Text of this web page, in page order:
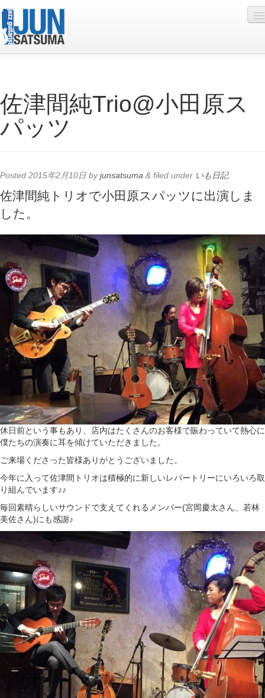
Live Schedule
Discography
Contact
YouTube
佐津間純Trio@小田原ス
パッツ
Posted 2015年2月10日 byjunsatsuma & filed under いも日記.
佐津間純トリオで小田原スパッツに出演しま
した。
休日前という事もあり、店内はたくさんのお客様で賑わっていて熱心に
僕たちの演奏に耳を傾けていただきました。
ご来場くださった皆様ありがとうございました。
今年に入って佐津間トリオは積極的に新しいレパートリーにいろいろ取
り組んでいます♪♪
毎回素晴らしいサウンドで支えてくれるメンバー(宮岡慶太さん、若林
美佐さん)にも感謝♪